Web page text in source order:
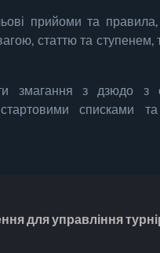
прийоми та правила,
статтю та ступенем,
змагання з дзюдо з
списками
для управління